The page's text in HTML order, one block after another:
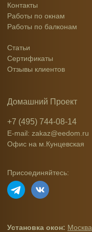
Контакты
Работы по окнам
Работы по балконам
Статьи
Сертификаты
Отзывы клиентов
Домашний Проект
+7 (495) 744-08-14
E-mail: zakaz@eedom.ru
Офис на м.Кунцевская
Присоединяйтесь:
Установка окон: Москва